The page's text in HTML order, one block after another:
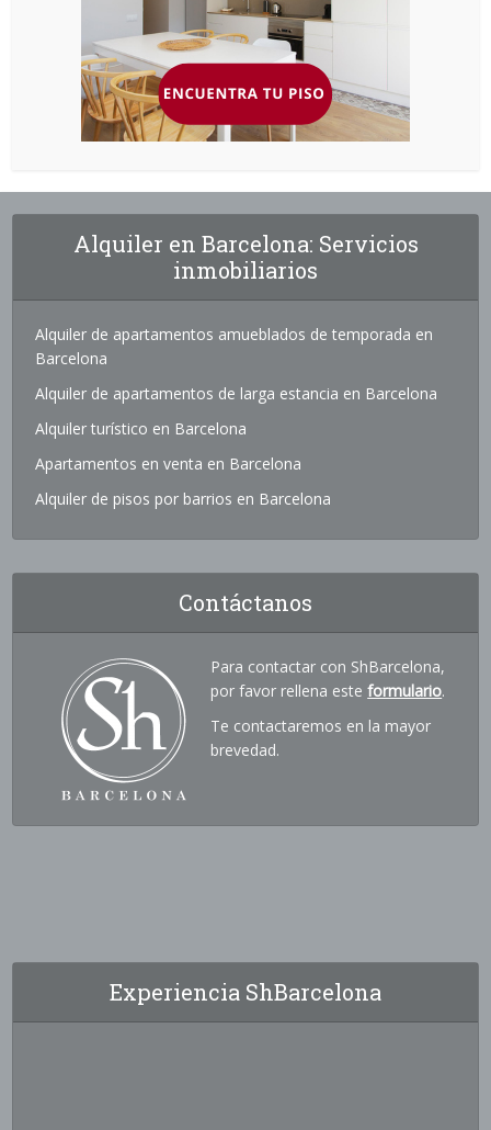
Alquiler en Barcelona: Servicios
inmobiliarios
Alquiler de apartamentos amueblados de temporada en
Barcelona
Alquiler de apartamentos de larga estancia en Barcelona
Alquiler turístico en Barcelona
Apartamentos en venta en Barcelona
Alquiler de pisos por barrios en Barcelona
Contáctanos
Para contactar con ShBarcelona,
por favor rellena esteformulario.
Te contactaremos en la mayor
brevedad.
Experiencia ShBarcelona